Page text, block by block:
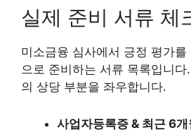
실제 준비 서류 체
미소금융 심사에서 긍정 평가
으로 준비하는 서류 목록입니
의 상당 부분을 좌우합니다.
사업자등록증 & 최근 6